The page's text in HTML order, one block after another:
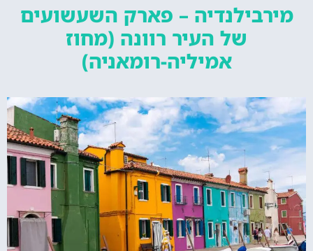
מירבילנדיה – פארק השעשועים
של העיר רוונה (מחוז
אמיליה-רומאניה)